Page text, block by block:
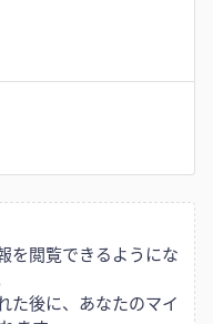
を閲覧できるようにな
た後に、あなたのマイ